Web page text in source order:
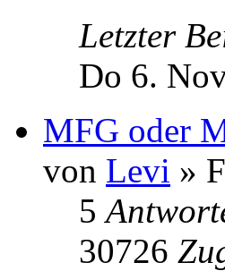
Letzter
Do 6.
MFG oder
von Levi »
5
30726